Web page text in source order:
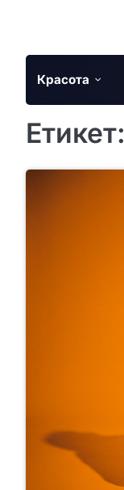
Красота
Етикет: